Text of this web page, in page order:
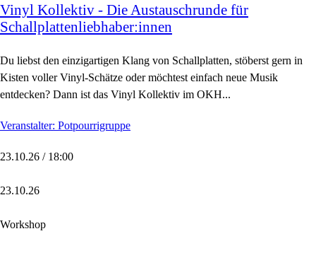
Vinyl Kollektiv - Die Austauschrunde für
Schallplattenliebhaber:innen
Du liebst den einzigartigen Klang von Schallplatten, stöberst gern in
Kisten voller Vinyl-Schätze oder möchtest einfach neue Musik
entdecken? Dann ist das Vinyl Kollektiv im OKH...
Veranstalter: Potpourrigruppe
23.10.26 / 18:00
23.10.26
Workshop